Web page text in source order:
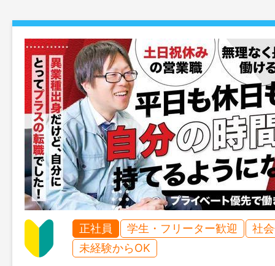
正社員 学生・フリーター歓迎
社
未経験からOK